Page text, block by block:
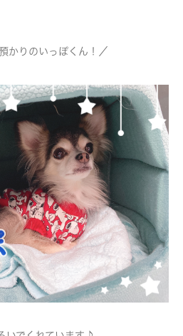
かりのいっぽくん！／